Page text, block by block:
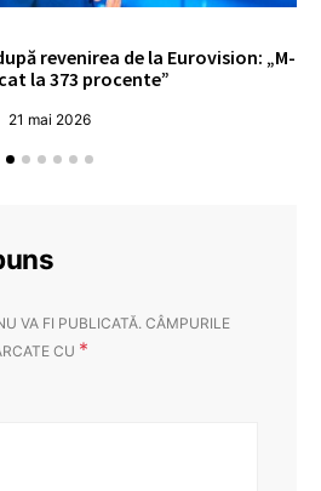
revenirea de la Eurovision: „M-
la 373 procente”
21 mai 2026
VA FI PUBLICATĂ. CÂMPURILE
CU *